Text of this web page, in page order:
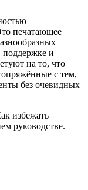
печатающее
поддержке и
на то, что
с тем,
без очевидных
избежать
руководстве.